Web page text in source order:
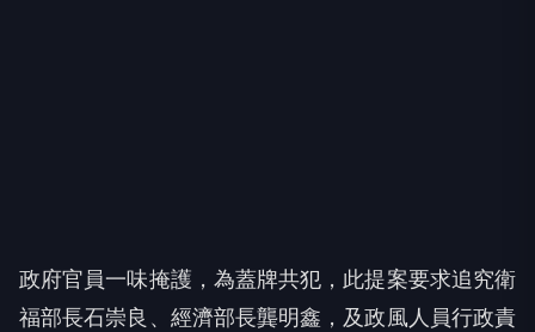
政府官員一味掩護，為蓋牌共犯，此提案要求追究衛
福部長石崇良、經濟部長龔明鑫，及政風人員行政責